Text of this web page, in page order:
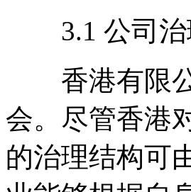
3.1 公司治
香港有限公
会。尽管香港
的治理结构可